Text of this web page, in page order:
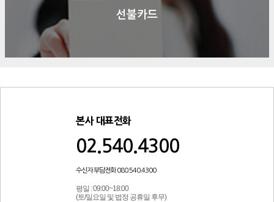
선불카드
본사 대표전화
02.540.4300
수신자 부담전화 080.540.4300
평일 : 09:00~18:00
(토/일요일 및 법정 공휴일 후무)